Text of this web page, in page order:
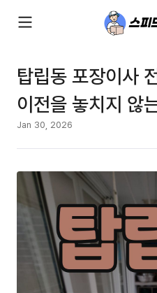
탑립동 포장이사
이전을 놓치지 않
Jan 30, 2026